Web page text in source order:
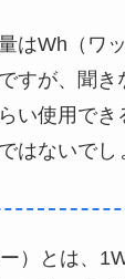
はWh（ワ
すが、聞き
い使用でき
はないでし
）とは、